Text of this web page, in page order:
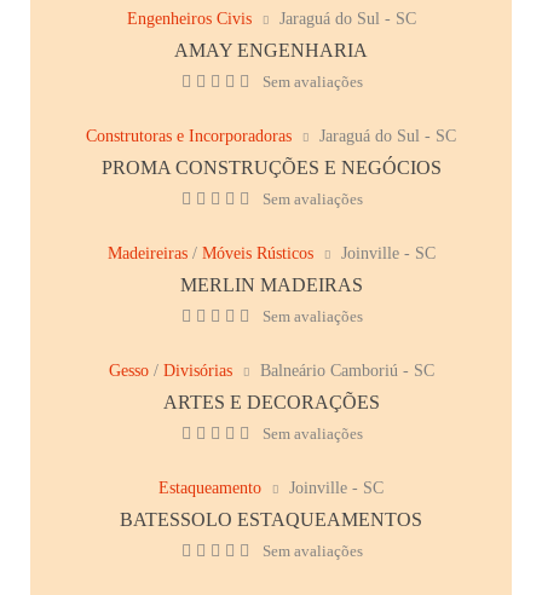
Engenheiros Civis Jaraguá do Sul - SC
AMAY ENGENHARIA
Sem avaliações
Construtoras e Incorporadoras Jaraguá do Sul - SC
PROMA CONSTRUÇÕES E NEGÓCIOS
Sem avaliações
Madeireiras/ Móveis Rústicos Joinville - SC
MERLIN MADEIRAS
Sem avaliações
Gesso/ Divisórias Balneário Camboriú - SC
ARTES E DECORAÇÕES
Sem avaliações
Estaqueamento Joinville - SC
BATESSOLO ESTAQUEAMENTOS
Sem avaliações